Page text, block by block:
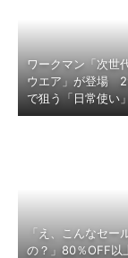
ワークマン「次世
ウエア」が登場
で狙う「日常使い
「え、こんなセー
の？」80％OFF以